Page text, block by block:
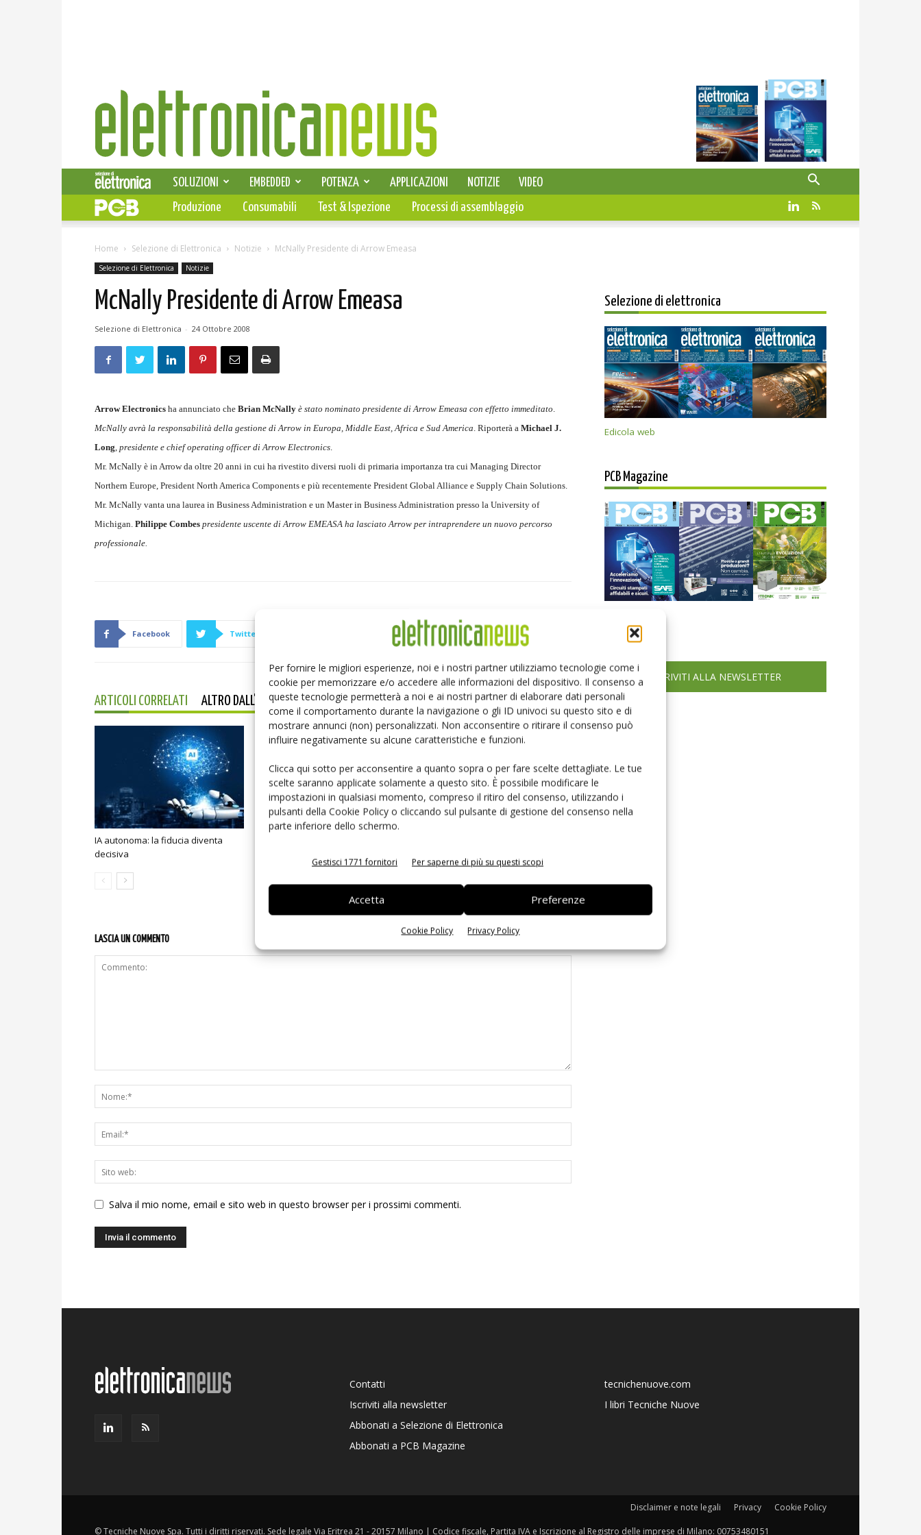
Per fornire le migliori esperienze, noi e i nostri partner utilizziamo tecnologie come i
cookie per memorizzare e/o accedere alle informazioni del dispositivo. Il consenso a
queste tecnologie permetterà a noi e ai nostri partner di elaborare dati personali
come il comportamento durante la navigazione o gli ID univoci su questo sito e di
mostrare annunci (non) personalizzati. Non acconsentire o ritirare il consenso può
influire negativamente su alcune caratteristiche e funzioni.
Clicca qui sotto per acconsentire a quanto sopra o per fare scelte dettagliate. Le tue
scelte saranno applicate solamente a questo sito. È possibile modificare le
impostazioni in qualsiasi momento, compreso il ritiro del consenso, utilizzando i
pulsanti della Cookie Policy o cliccando sul pulsante di gestione del consenso nella
parte inferiore dello schermo.
Gestisci 1771 fornitori Per saperne di più su questi scopi
Accetta Preferenze
Cookie Policy Privacy Policy
Elettronica
News
SELEZIONE DI ELETTRONICA
SOLUZIONI EMBEDDED POTENZA APPLICAZIONI NOTIZIE
VIDEO
PCB
Produzione Consumabili Test & Ispezione Processi di assemblaggio
Home Selezione di Elettronica Notizie McNally Presidente di Arrow Emeasa
Selezione di Elettronica Notizie
McNally Presidente di Arrow Emeasa
Selezione di Elettronica - 24 Ottobre 2008
Arrow Electronics ha annunciato che Brian McNally è stato nominato presidente di Arrow Emeasa con effetto immeditato.
McNally avrà la responsabilità della gestione di Arrow in Europa, Middle East, Africa e Sud America. Riporterà a Michael J.
Long, presidente e chief operating officer di Arrow Electronics.
Mr. McNally è in Arrow da oltre 20 anni in cui ha rivestito diversi ruoli di primaria importanza tra cui Managing Director
Northern Europe, President North America Components e più recentemente President Global Alliance e Supply Chain Solutions.
Mr. McNally vanta una laurea in Business Administration e un Master in Business Administration presso la University of
Michigan. Philippe Combes presidente uscente di Arrow EMEASA ha lasciato Arrow per intraprendere un nuovo percorso
professionale.
Facebook Twitter Pinterest
ARTICOLI CORRELATI ALTRO DALL'AUTORE
IA autonoma: la fiducia diventa
decisiva
LASCIA UN COMMENTO
Salva il mio nome, email e sito web in questo browser per i prossimi commenti.
Selezione di elettronica
Edicola web
PCB Magazine
ISCRIVITI ALLA NEWSLETTER
Contatti
Iscriviti alla newsletter
Abbonati a Selezione di Elettronica
Abbonati a PCB Magazine
tecnichenuove.com
I libri Tecniche Nuove
Disclaimer e note legali Privacy Cookie Policy
© Tecniche Nuove Spa. Tutti i diritti riservati. Sede legale Via Eritrea 21 - 20157 Milano | Codice fiscale, Partita IVA e Iscrizione al Registro delle imprese di Milano: 00753480151